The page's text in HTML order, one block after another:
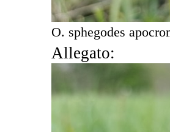
O. sphegodes
Allegato: